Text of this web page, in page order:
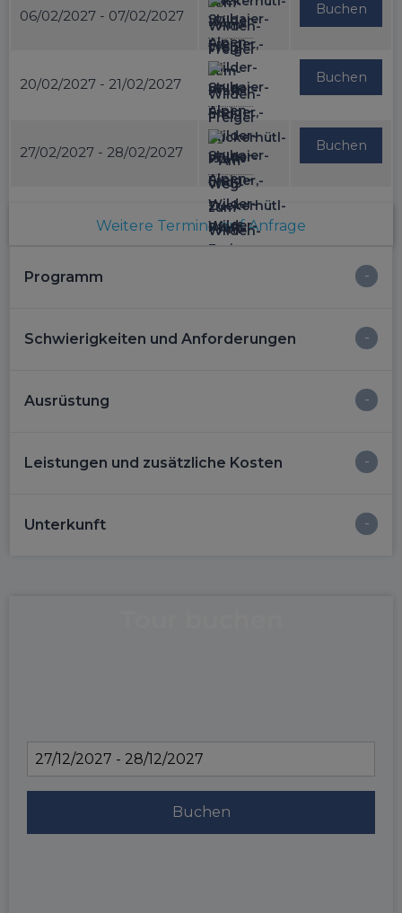
06/02/2027 - 07/02/2027 Buchen
20/02/2027 - 21/02/2027 Buchen
27/02/2027 - 28/02/2027 Buchen
Weitere Termine auf Anfrage
Programm
Schwierigkeiten und Anforderungen
Ausrüstung
Leistungen und zusätzliche Kosten
Unterkunft